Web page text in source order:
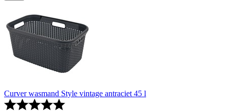
Curver wasmand Style vintage antraciet 45 l